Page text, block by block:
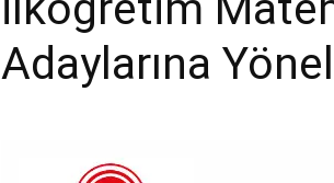
Adaylarına